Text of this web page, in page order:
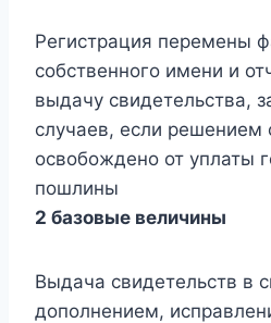
Регистрация перемены
собственного имени и
выдачу свидетельства,
случаев, если решением
освобождено от уплаты
пошлины
2 базовые величины
Выдача свидетельств в
дополнением,